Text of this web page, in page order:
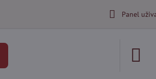
Panel